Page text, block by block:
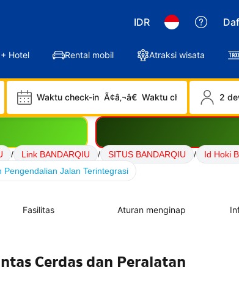
IDR
Hotel Rental mobil Atraksi wisata
Waktu check-in Ã¢â‚¬â€ Waktu check-out 2
/ Link BANDARQIU / SITUS BANDARQIU / Id Hoki
Pengendalian Jalan Terintegrasi
Fasilitas Aturan menginap
Cerdas dan Peralatan